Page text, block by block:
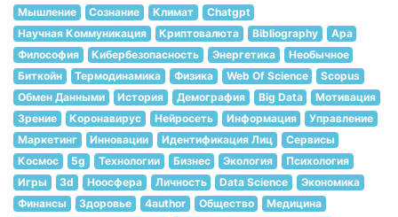
Мышление Сознание Климат
Chatgpt
Научная Коммуникация
Криптовалюта Bibliography
Apa
Философия
Кибербезопасность Энергетика
Необычное
Биткойн
Термодинамика Физика Web Of Science
Scopus
Обмен Данными
История Демография Big Data
Мотивация
Зрение
Коронавирус Нейросеть Информация
Управление
Маркетинг
Инновации Идентификация Лиц
Сервисы
Космос
5g Технологии Бизнес Экология
Психология
Игры
3d Ноосфера Личность Data Science
Экономика
Финансы
Здоровье 4author Общество
Медицина